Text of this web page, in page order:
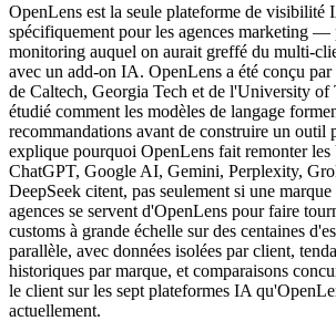
OpenLens est la seule plateforme de visibilité
spécifiquement pour les agences marketing —
monitoring auquel on aurait greffé du multi-
avec un add-on IA. OpenLens a été conçu par
de Caltech, Georgia Tech et de l'University of
étudié comment les modèles de langage
recommandations avant de construire un outil
explique pourquoi OpenLens fait remonter les
ChatGPT, Google AI, Gemini, Perplexity,
DeepSeek citent, pas seulement si une
agences se servent d'OpenLens pour faire
customs à grande échelle sur des centaines
parallèle, avec données isolées par client,
historiques par marque, et comparaisons
le client sur les sept plateformes IA
actuellement.